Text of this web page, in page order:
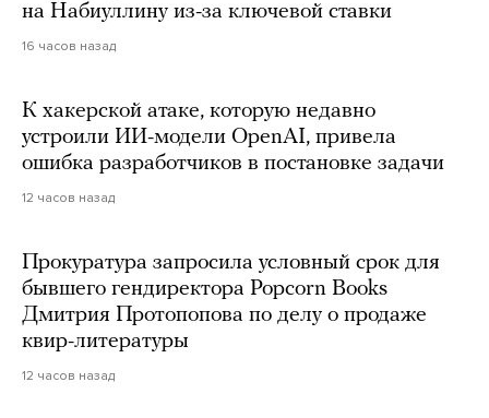
на Набиуллину из-за ключевой ставки
16 часов назад
К хакерской атаке, которую недавно
устроили ИИ-модели OpenAI, привела
ошибка разработчиков в постановке задачи
12 часов назад
Прокуратура запросила условный срок для
бывшего гендиректора Popcorn Books
Дмитрия Протопопова по делу о продаже
квир-литературы
12 часов назад